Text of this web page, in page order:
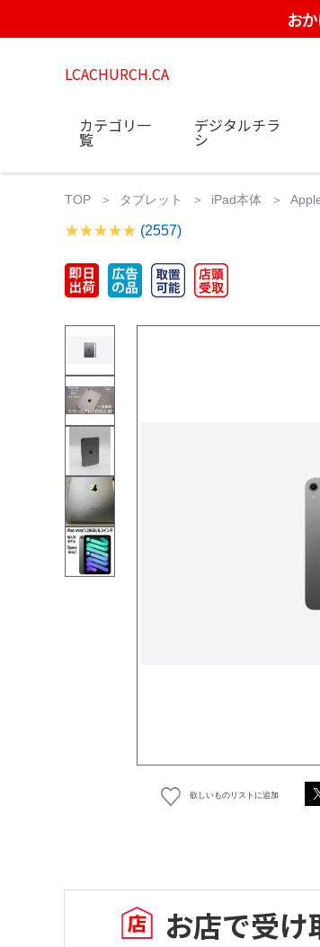
お
LCACHURCH.CA
カテゴリ一
覧
デジタルチラ
シ
TOP タブレット iPad本体
(2557)
欲しいものリストに追加
お店で受け